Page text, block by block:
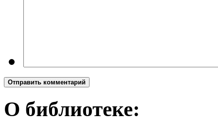
Отправить комментарий
О библиотеке: